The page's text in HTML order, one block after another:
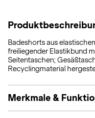
Badeshorts aus
freiliegender Elastikbund
Seitentaschen;
Recyclingmaterial
Merkmale &